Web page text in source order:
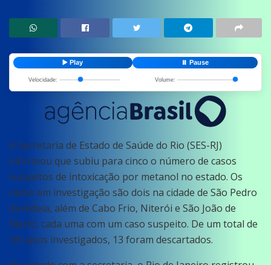
▶️ Play ⏸️ Pause
Velocidade: Volume:
A Secretaria de Estado de Saúde do Rio (SES-RJ)
informou que subiu para cinco o número de casos
suspeitos de intoxicação por metanol no estado. Os
casos em investigação são dois na cidade de São Pedro
da Aldeia, além de Cabo Frio, Niterói e São João de
Meriti, cada uma com um caso suspeito. De um total de
18 casos investigados, 13 foram descartados.